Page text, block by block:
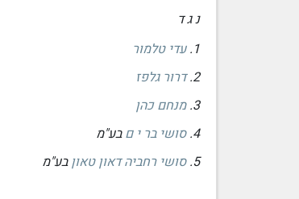
נ ג ד
1. עדי טלמור
2. דרור גלפז
3. מנחם כהן
4. סושי בר י ם בע"מ
5. סושי רחביה דאון טאון בע"מ